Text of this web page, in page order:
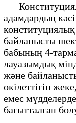
адамдардың
байланысты
бабының 4-
лауазымдық
және
өкілеттігін
емес
бағытталған